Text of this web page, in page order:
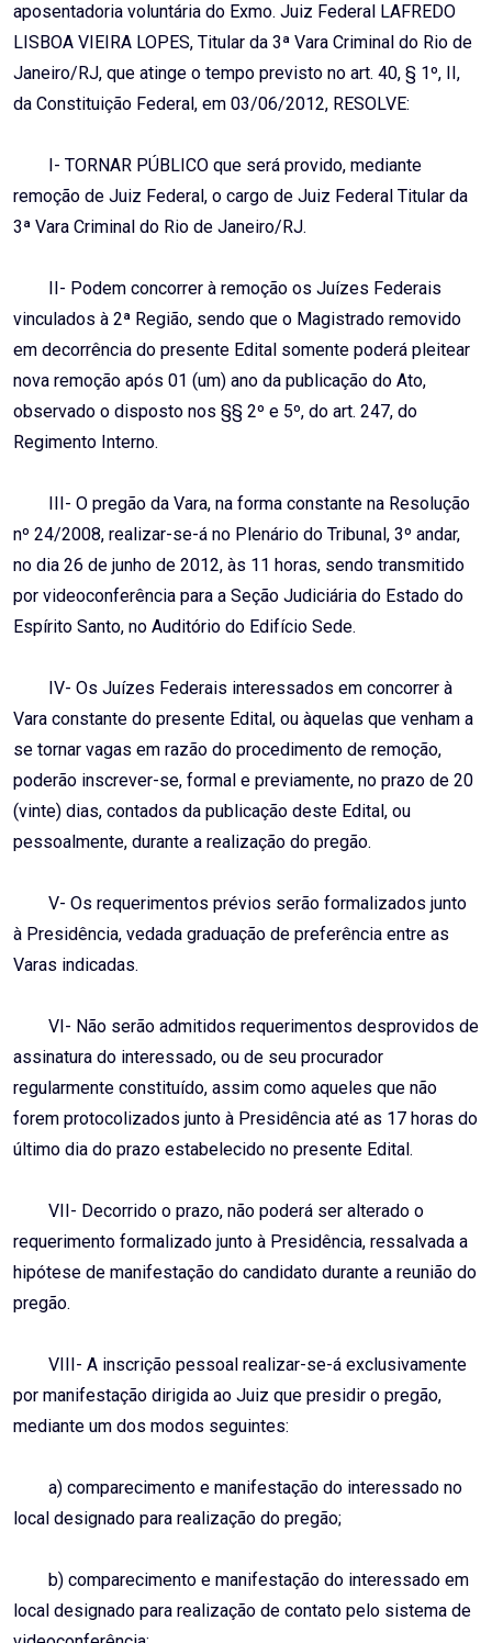
aposentadoria voluntária do Exmo. Juiz Federal LAFREDO
LISBOA VIEIRA LOPES, Titular da 3ª Vara Criminal do Rio de
Janeiro/RJ, que atinge o tempo previsto no art. 40, § 1º, II,
da Constituição Federal, em 03/06/2012, RESOLVE:
I- TORNAR PÚBLICO que será provido, mediante
remoção de Juiz Federal, o cargo de Juiz Federal Titular da
3ª Vara Criminal do Rio de Janeiro/RJ.
II- Podem concorrer à remoção os Juízes Federais
vinculados à 2ª Região, sendo que o Magistrado removido
em decorrência do presente Edital somente poderá pleitear
nova remoção após 01 (um) ano da publicação do Ato,
observado o disposto nos §§ 2º e 5º, do art. 247, do
Regimento Interno.
III- O pregão da Vara, na forma constante na Resolução
nº 24/2008, realizar-se-á no Plenário do Tribunal, 3º andar,
no dia 26 de junho de 2012, às 11 horas, sendo transmitido
por videoconferência para a Seção Judiciária do Estado do
Espírito Santo, no Auditório do Edifício Sede.
IV- Os Juízes Federais interessados em concorrer à
Vara constante do presente Edital, ou àquelas que venham a
se tornar vagas em razão do procedimento de remoção,
poderão inscrever-se, formal e previamente, no prazo de 20
(vinte) dias, contados da publicação deste Edital, ou
pessoalmente, durante a realização do pregão.
V- Os requerimentos prévios serão formalizados junto
à Presidência, vedada graduação de preferência entre as
Varas indicadas.
VI- Não serão admitidos requerimentos desprovidos de
assinatura do interessado, ou de seu procurador
regularmente constituído, assim como aqueles que não
forem protocolizados junto à Presidência até as 17 horas do
último dia do prazo estabelecido no presente Edital.
VII- Decorrido o prazo, não poderá ser alterado o
requerimento formalizado junto à Presidência, ressalvada a
hipótese de manifestação do candidato durante a reunião do
pregão.
VIII- A inscrição pessoal realizar-se-á exclusivamente
por manifestação dirigida ao Juiz que presidir o pregão,
mediante um dos modos seguintes:
a) comparecimento e manifestação do interessado no
local designado para realização do pregão;
b) comparecimento e manifestação do interessado em
local designado para realização de contato pelo sistema de